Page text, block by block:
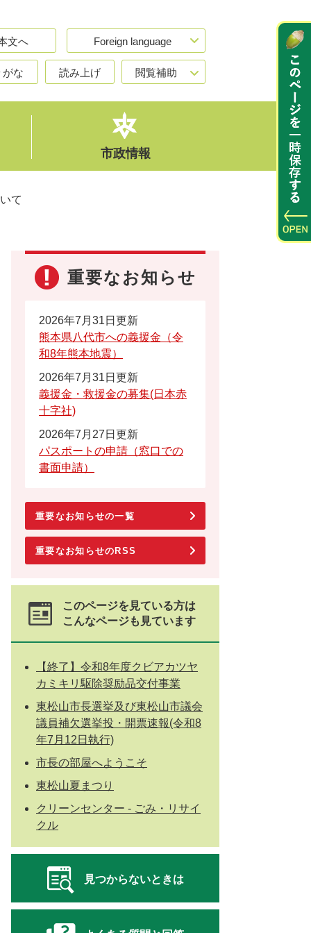
文へ Foreign language
がな 読み上げ 閲覧補助
市政情報
て
重要なお知らせ
2026年7月31日更新
熊本県八代市への義援金（令
和8年熊本地震）
2026年7月31日更新
義援金・救援金の募集(日本赤
十字社)
2026年7月27日更新
パスポートの申請（窓口での
書面申請）
重要なお知らせの一覧
重要なお知らせのRSS
このページを見ている方は
こんなページも見ています
【終了】令和8年度クビアカツヤ
カミキリ駆除奨励品交付事業
東松山市長選挙及び東松山市議会
議員補欠選挙投・開票速報(令和8
年7月12日執行)
市長の部屋へようこそ
東松山夏まつり
クリーンセンター - ごみ・リサイ
クル
見つからないときは